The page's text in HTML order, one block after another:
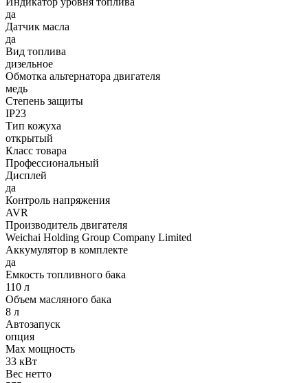
да
Датчик масла
да
Вид топлива
дизельное
Обмотка альтернатора двигателя
медь
Степень защиты
IP23
Тип кожуха
открытый
Класс товара
Профессиональный
Дисплей
да
Контроль напряжения
AVR
Производитель двигателя
Weichai Holding Group Company Limited
Аккумулятор в комплекте
да
Емкость топливного бака
110 л
Объем масляного бака
8 л
Автозапуск
опция
Max мощность
33 кВт
Вес нетто